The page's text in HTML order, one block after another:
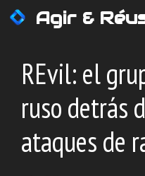
Saltar
Agir &
REvil: el
ruso detrás
ataques de